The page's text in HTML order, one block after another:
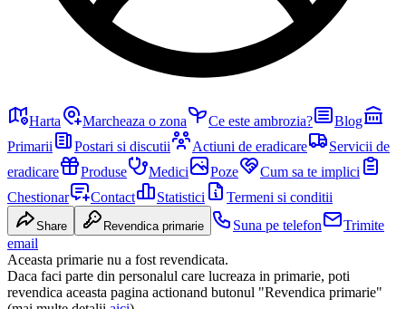
Harta Marcheaza o zona Ce este ambrozia?
Blog
Primarii
Postari si discutii Actiuni de eradicare
Servicii de
eradicare
Produse Medici Poze
Cum sa te implici
Chestionar
Contact Statistici Termeni si conditii
Share Revendica primarie Suna pe telefon
Trimite
email
Aceasta primarie nu a fost revendicata.
Daca faci parte din personalul care lucreaza in primarie, poti
revendica aceasta pagina actionand butonul "Revendica primarie"